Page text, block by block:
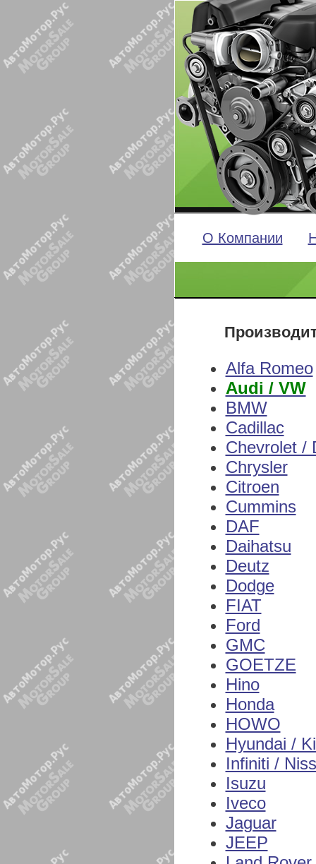
О Компании
Alfa Romeo
Audi / VW
BMW
Cadillac
Chevrolet /
Chrysler
Citroen
Cummins
DAF
Daihatsu
Deutz
Dodge
FIAT
Ford
GMC
GOETZE
Hino
Honda
HOWO
Hyundai /
Infiniti /
Isuzu
Iveco
Jaguar
JEEP